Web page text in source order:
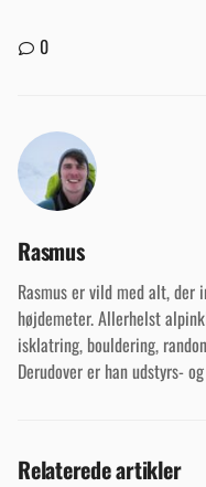
0
Rasmus
Rasmus er vild med alt, der
højdemeter. Allerhelst
isklatring, bouldering,
Derudover er han udstyrs-
Relaterede artikler